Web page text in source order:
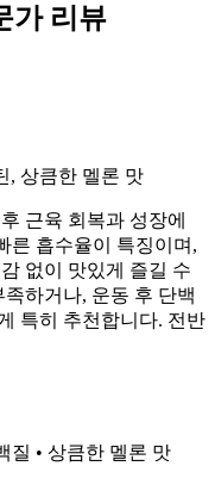
가 리뷰
, 상큼한 멜론 맛
근육 회복과 성장에
른 흡수율이 특징이며,
없이 맛있게 즐길 수
하거나, 운동 후 단백
특히 추천합니다. 전반
질 • 상큼한 멜론 맛